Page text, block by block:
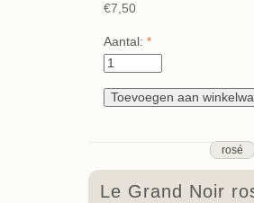
€7,50
Aantal: *
rosé
Le Grand Noir